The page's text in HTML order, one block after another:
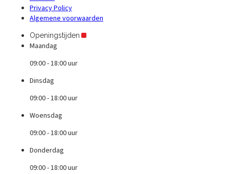
Privacy Policy
Algemene voorwaarden
Openingstijden
Maandag
09:00 - 18:00 uur
Dinsdag
09:00 - 18:00 uur
Woensdag
09:00 - 18:00 uur
Donderdag
09:00 - 18:00 uur